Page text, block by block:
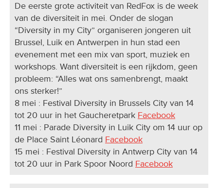
De eerste grote activiteit van RedFox is de week
van de diversiteit in mei. Onder de slogan
“Diversity in my City” organiseren jongeren uit
Brussel, Luik en Antwerpen in hun stad een
evenement met een mix van sport, muziek en
workshops. Want diversiteit is een rijkdom, geen
probleem: “Alles wat ons samenbrengt, maakt
ons sterker!”
8 mei : Festival Diversity in Brussels City van 14
tot 20 uur in het Gaucheretpark Facebook
11 mei : Parade Diversity in Luik City om 14 uur op
de Place Saint Léonard Facebook
15 mei : Festival Diversity in Antwerp City van 14
tot 20 uur in Park Spoor Noord Facebook